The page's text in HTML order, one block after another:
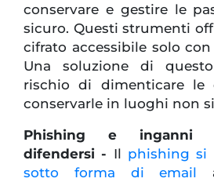
conservare e gestire le
sicuro. Questi strumenti
cifrato accessibile solo
Una soluzione di
rischio di dimenticare le
conservarle in luoghi non
Phishing e inganni
difendersi - Il phishing si
sotto forma di email